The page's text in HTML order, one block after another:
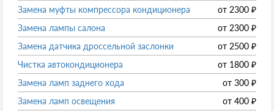
Замена муфты компрессора кондиционера
от 2300 ₽
Замена лампы салона
от 2300 ₽
Замена датчика дроссельной заслонки
от 2500 ₽
Чистка автокондиционера
от 1800 ₽
Замена ламп заднего хода
от 300 ₽
Замена ламп освещения
от 400 ₽